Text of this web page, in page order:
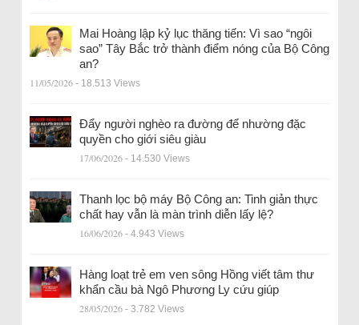
Mai Hoàng lập kỷ lục thăng tiến: Vì sao “ngôi
sao” Tây Bắc trở thành điểm nóng của Bộ Công
an?
11/05/2026 - 18.513 Views
Đẩy người nghèo ra đường để nhường đặc
quyền cho giới siêu giàu
17/06/2026 - 14.530 Views
Thanh lọc bộ máy Bộ Công an: Tinh giản thực
chất hay vẫn là màn trình diễn lấy lệ?
16/06/2026 - 4.943 Views
Hàng loạt trẻ em ven sông Hồng viết tâm thư
khẩn cầu bà Ngô Phương Ly cứu giúp
28/05/2026 - 3.782 Views